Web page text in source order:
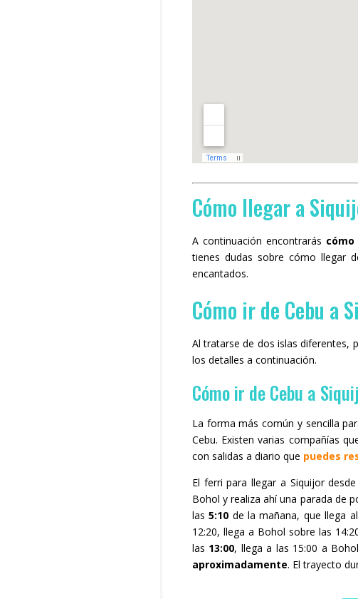
Cómo llegar a
A continuación encontrarás
tienes dudas sobre cómo llegar
encantados.
Cómo ir de Cebu a
Al tratarse de dos islas diferentes,
los detalles a continuación.
Cómo ir de Cebu a
La forma más común y sencilla
Cebu. Existen varias compañías
con salidas a diario que puedes
El ferri para llegar a Siquijor desde
Bohol y realiza ahí una parada de
las5:10 de la mañana, que llega
12:20, llega a Bohol sobre las
las 13:00, llega a las 15:00 a
aproximadamente. El trayecto